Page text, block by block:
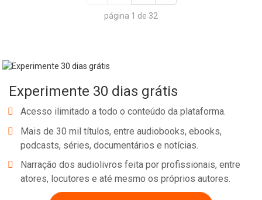
página 1 de 32
Experimente 30 dias grátis
Acesso ilimitado a todo o conteúdo da plataforma.
Mais de 30 mil títulos, entre audiobooks, ebooks,
podcasts, séries, documentários e notícias.
Narração dos audiolivros feita por profissionais, entre
atores, locutores e até mesmo os próprios autores.